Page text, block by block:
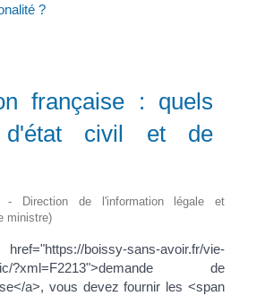
?
française : quels
d'état civil et de
- Direction de l'information légale et
ministre)
boissy-sans-avoir.fr/vie-
?xml=F2213">demande de
a>, vous devez fournir les <span